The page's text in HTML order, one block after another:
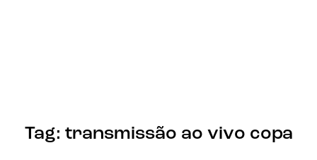
Tag: transmissão ao vivo copa